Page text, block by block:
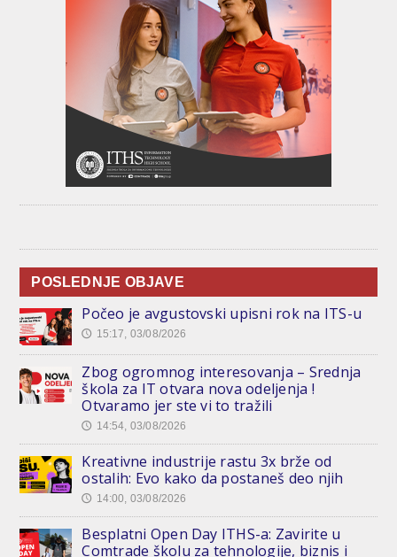
POSLEDNJE OBJAVE
Počeo je avgustovski upisni rok na ITS-u
🕔 15:17, 03/08/2026
Zbog ogromnog interesovanja – Srednja
škola za IT otvara nova odeljenja !
Otvaramo jer ste vi to tražili
🕔 14:54, 03/08/2026
Kreativne industrije rastu 3x brže od
ostalih: Evo kako da postaneš deo njih
🕔 14:00, 03/08/2026
Besplatni Open Day ITHS-a: Zavirite u
Comtrade školu za tehnologije, biznis i